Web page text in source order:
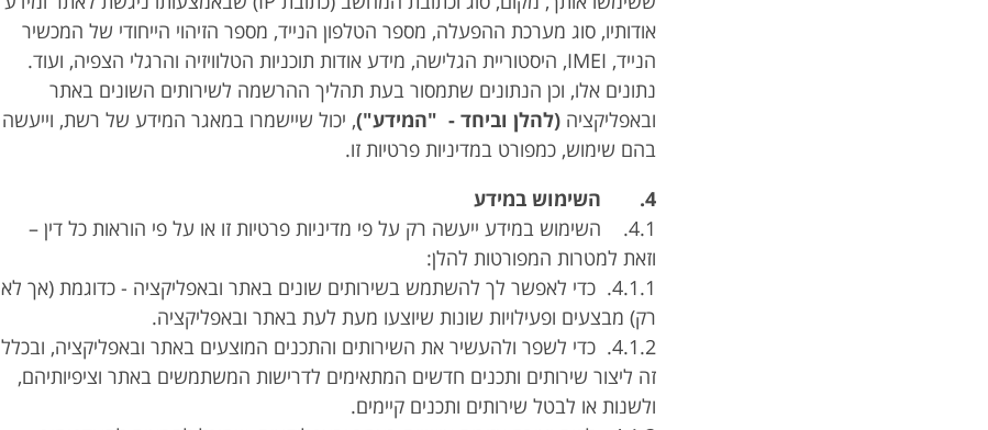
אודותיו, סוג מערכת ההפעלה, מספר הטלפון הנייד, מספר הזיהוי הייחודי של המכשיר
הנייד, IMEI, היסטוריית הגלישה, מידע אודות תוכניות הטלוויזיה והרגלי הצפיה, ועוד.
נתונים אלו, וכן הנתונים שתמסור בעת תהליך ההרשמה לשירותים השונים באתר
ובאפליקציה (להלן וביחד - "המידע"), יכול שיישמרו במאגר המידע של רשת, וייעשה
בהם שימוש, כמפורט במדיניות פרטיות זו.
4. השימוש במידע
4.1. השימוש במידע ייעשה רק על פי מדיניות פרטיות זו או על פי הוראות כל דין –
וזאת למטרות המפורטות להלן:
4.1.1. כדי לאפשר לך להשתמש בשירותים שונים באתר ובאפליקציה - כדוגמת (אך לא
רק) מבצעים ופעילויות שונות שיוצעו מעת לעת באתר ובאפליקציה.
4.1.2. כדי לשפר ולהעשיר את השירותים והתכנים המוצעים באתר ובאפליקציה, ובכלל
זה ליצור שירותים ותכנים חדשים המתאימים לדרישות המשתמשים באתר וציפיותיהם,
ולשנות או לבטל שירותים ותכנים קיימים.